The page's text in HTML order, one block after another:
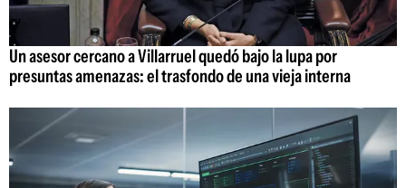
Un asesor cercano a Villarruel quedó bajo la lupa por
presuntas amenazas: el trasfondo de una vieja interna